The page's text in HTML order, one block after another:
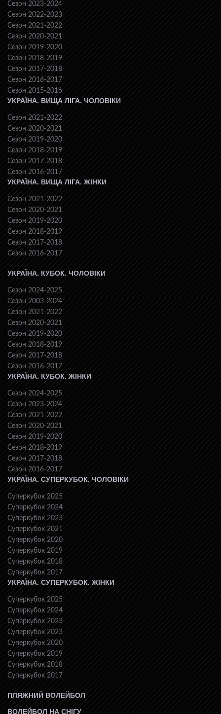
Сезон 2023-2024
Сезон 2022-2023
Сезон 2021-2022
Сезон 2020-2021
Сезон 2019-2020
Сезон 2018-2019
Сезон 2017-2018
Сезон 2016-2017
Сезон 2015-2016
УКРАЇНА. ВИЩА ЛІГА. ЧОЛОВІКИ
Сезон 2021-2022
Сезон 2020-2021
Сезон 2019-2020
Сезон 2018-2019
Сезон 2017-2018
Сезон 2016-2017
УКРАЇНА. ВИЩА ЛІГА. ЖІНКИ
Сезон 2021-2022
Сезон 2020-2021
Сезон 2019-2020
Сезон 2018-2019
Сезон 2017-2018
Сезон 2016-2017
УКРАЇНА. КУБОК. ЧОЛОВІКИ
Сезон 2024-2025
Сезон 2003-2024
Сезон 2021-2022
Сезон 2020-2021
Сезон 2019-2020
Сезон 2018-2019
Сезон 2017-2018
Сезон 2016-2017
УКРАЇНА. КУБОК. ЖІНКИ
Сезон 2024-2025
Сезон 2023-2024
Сезон 2021-2022
Сезон 2020-2021
Сезон 2019-2020
Сезон 2018-2019
Сезон 2017-2018
Сезон 2016-2017
УКРАЇНА. СУПЕРКУБОК. ЧОЛОВІКИ
Суперкубок 2025
Суперкубок 2024
Суперкубок 2023
Суперкубок 2021
Суперкубок 2020
Суперкубок 2019
Суперкубок 2018
Суперкубок 2017
УКРАЇНА. СУПЕРКУБОК. ЖІНКИ
Суперкубок 2025
Суперкубок 2024
Суперкубок 2023
Суперкубок 2023
Суперкубок 2020
Суперкубок 2019
Суперкубок 2018
Суперкубок 2017
ПЛЯЖНИЙ ВОЛЕЙБОЛ
ВОЛЕЙБОЛ НА СНІГУ